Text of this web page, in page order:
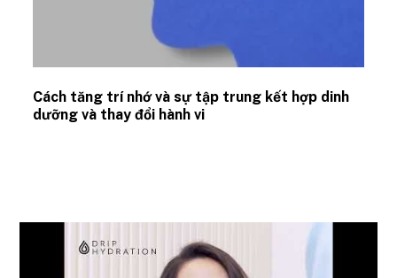
Cách tăng trí nhớ và sự tập trung kết hợp dinh
dưỡng và thay đổi hành vi